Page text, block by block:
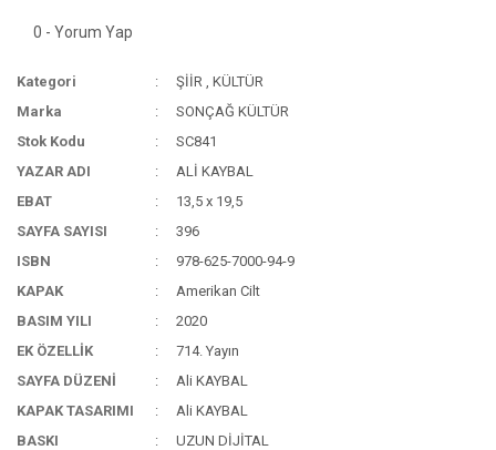
0 - Yorum Yap
Kategori ŞİİR ,KÜLTÜR
Marka
SONÇAĞ KÜLTÜR
Stok Kodu
SC841
YAZAR ADI
ALİ KAYBAL
EBAT
13,5 x 19,5
SAYFA SAYISI
396
ISBN
978-625-7000-94-9
KAPAK
Amerikan Cilt
BASIM YILI
2020
EK ÖZELLİK
714. Yayın
SAYFA DÜZENİ
Ali KAYBAL
KAPAK TASARIMI
Ali KAYBAL
BASKI
UZUN DİJİTAL